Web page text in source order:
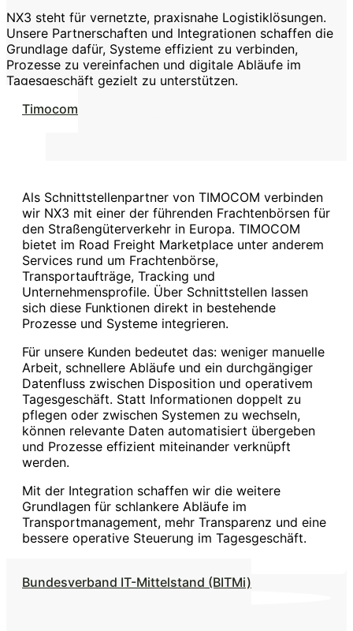
NX3 steht für vernetzte, praxisnahe Logistiklösungen.
Unsere Partnerschaften und Integrationen schaffen die
Grundlage dafür, Systeme effizient zu verbinden,
Prozesse zu vereinfachen und digitale Abläufe im
Tagesgeschäft gezielt zu unterstützen.
Timocom
Als Schnittstellenpartner von TIMOCOM verbinden
wir NX3 mit einer der führenden Frachtenbörsen für
den Straßengüterverkehr in Europa. TIMOCOM
bietet im Road Freight Marketplace unter anderem
Services rund um Frachtenbörse,
Transportaufträge, Tracking und
Unternehmensprofile. Über Schnittstellen lassen
sich diese Funktionen direkt in bestehende
Prozesse und Systeme integrieren.
Für unsere Kunden bedeutet das: weniger manuelle
Arbeit, schnellere Abläufe und ein durchgängiger
Datenfluss zwischen Disposition und operativem
Tagesgeschäft. Statt Informationen doppelt zu
pflegen oder zwischen Systemen zu wechseln,
können relevante Daten automatisiert übergeben
und Prozesse effizient miteinander verknüpft
werden.
Mit der Integration schaffen wir die weitere
Grundlagen für schlankere Abläufe im
Transportmanagement, mehr Transparenz und eine
bessere operative Steuerung im Tagesgeschäft.
Bundesverband IT-Mittelstand (BITMi)